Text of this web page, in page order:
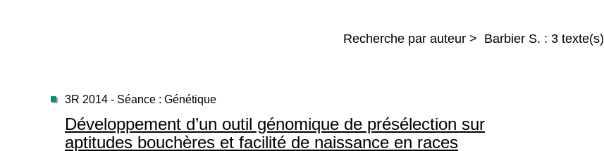
Recherche par auteur > Barbier S. : 3 texte(s)
3R 2014 - Séance : Génétique
Développement d’un outil génomique de présélection sur
aptitudes bouchères et facilité de naissance en races